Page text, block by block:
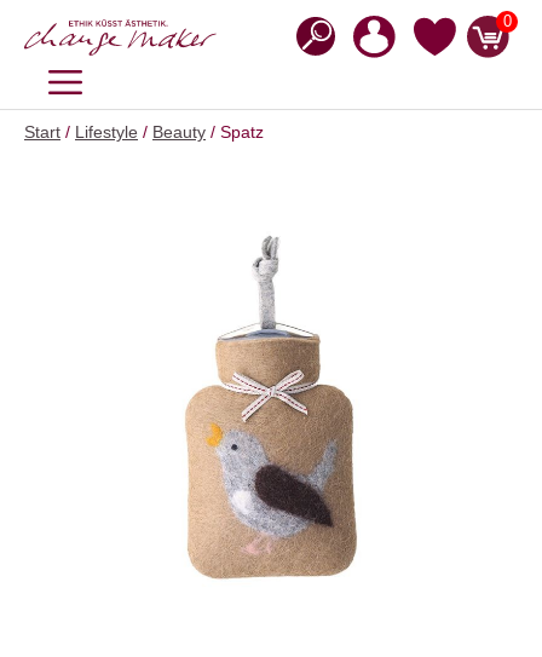
Inhalt
0
MENÜ
Start / Lifestyle / Beauty / Spatz